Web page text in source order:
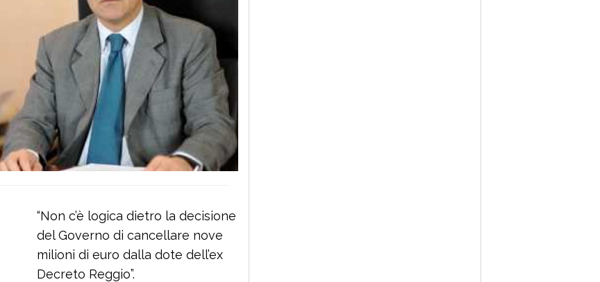
“Non c’è logica dietro la decisione
del Governo di cancellare nove
milioni di euro dalla dote dell’ex
Decreto Reggio”.